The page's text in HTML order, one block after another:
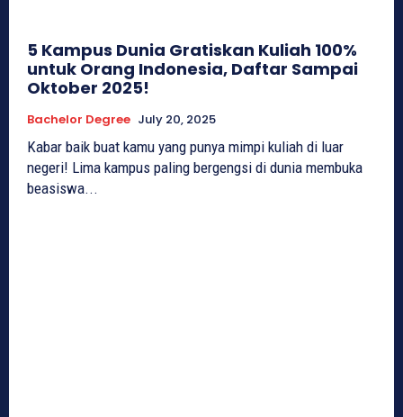
5 Kampus Dunia Gratiskan Kuliah 100%
untuk Orang Indonesia, Daftar Sampai
Oktober 2025!
Bachelor Degree July 20, 2025
Kabar baik buat kamu yang punya mimpi kuliah di luar
negeri! Lima kampus paling bergengsi di dunia membuka
beasiswa...